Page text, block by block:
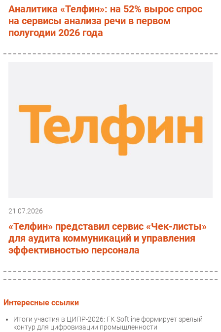
Аналитика «Телфин»: на 52% вырос спрос
на сервисы анализа речи в первом
полугодии 2026 года
21.07.2026
«Телфин» представил сервис «Чек-листы»
для аудита коммуникаций и управления
эффективностью персонала
Интересные ссылки
Итоги участия в ЦИПР-2026: ГК Softline формирует зрелый
контур для цифровизации промышленности